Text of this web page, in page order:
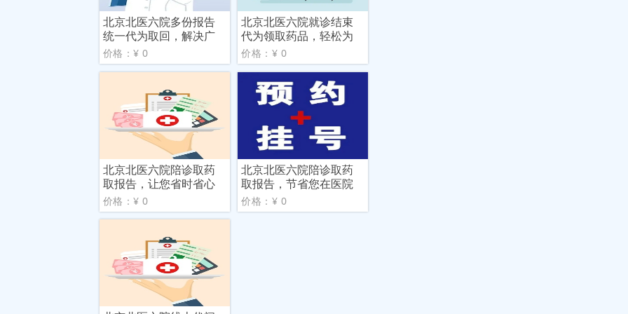
北京北医六院多份报告
统一代为取回，解决广
大群
价格：¥ 0
北京北医六院就诊结束
代为领取药品，轻松为
您挂
价格：¥ 0
北京北医六院陪诊取药
取报告，让您省时省心
价格：¥ 0
北京北医六院陪诊取药
取报告，节省您在医院
排队
价格：¥ 0